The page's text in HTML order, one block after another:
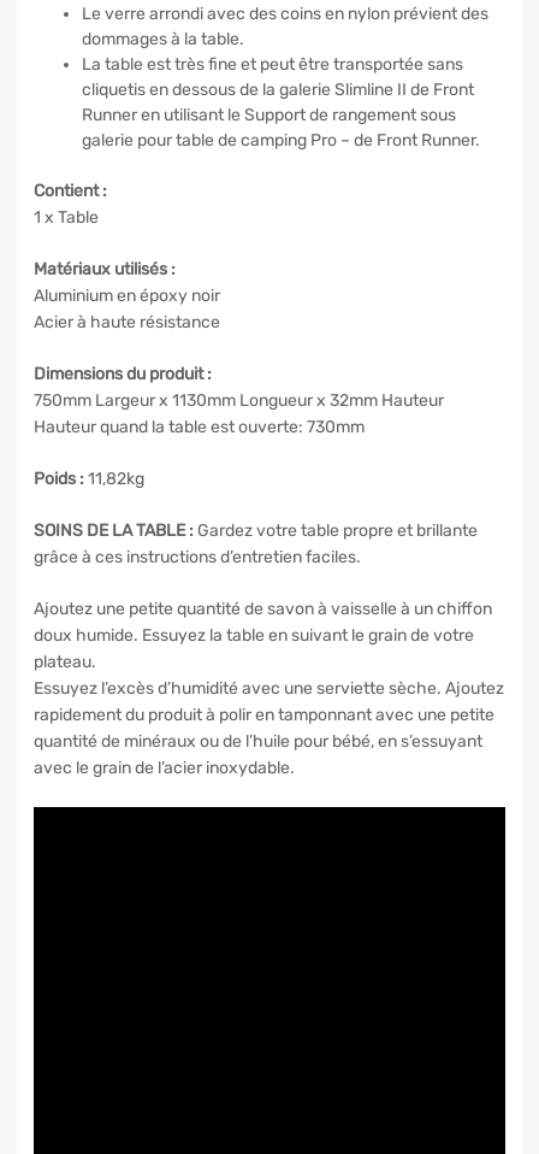
Le verre arrondi avec des coins en nylon prévient des
dommages à la table.
La table est très fine et peut être transportée sans
cliquetis en dessous de la galerie Slimline II de Front
Runner en utilisant le Support de rangement sous
galerie pour table de camping Pro – de Front Runner.
Contient :
1 x Table
Matériaux utilisés :
Aluminium en époxy noir
Acier à haute résistance
Dimensions du produit :
750mm Largeur x 1130mm Longueur x 32mm Hauteur
Hauteur quand la table est ouverte: 730mm
Poids : 11,82kg
SOINS DE LA TABLE : Gardez votre table propre et brillante
grâce à ces instructions d’entretien faciles.
Ajoutez une petite quantité de savon à vaisselle à un chiffon
doux humide. Essuyez la table en suivant le grain de votre
plateau.
Essuyez l’excès d’humidité avec une serviette sèche. Ajoutez
rapidement du produit à polir en tamponnant avec une petite
quantité de minéraux ou de l’huile pour bébé, en s’essuyant
avec le grain de l’acier inoxydable.